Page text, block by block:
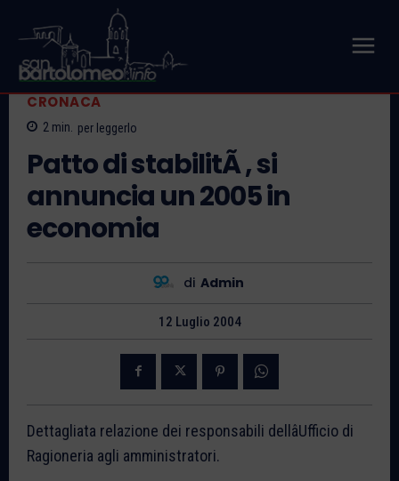
CRONACA
2 min. per leggerlo
Patto di stabilitÃ , si
annuncia un 2005 in
economia
di Admin
12 Luglio 2004
Dettagliata relazione dei responsabili dellâUfficio di
Ragioneria agli amministratori.